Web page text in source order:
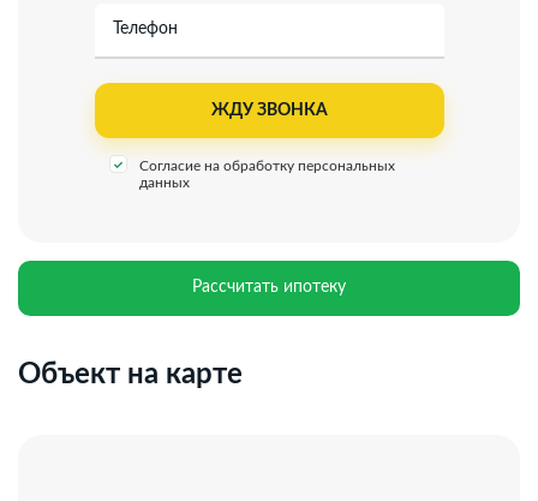
Телефон
Согласие на обработку персональных
данных
Рассчитать ипотеку
Объект на карте